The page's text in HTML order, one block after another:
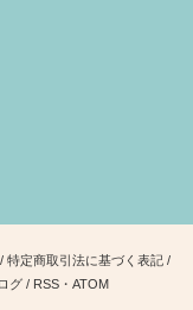
/ 特定商取引法に基づく表記 /
グ / RSS ・ ATOM